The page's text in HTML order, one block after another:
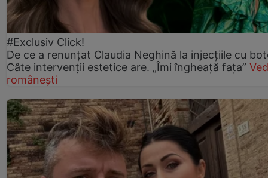
#Exclusiv Click!
De ce a renunțat Claudia Neghină la injecțiile cu
Câte intervenții estetice are. „Îmi îngheață fața”
românești